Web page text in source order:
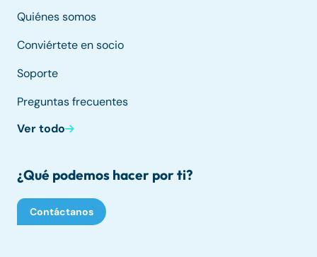
Quiénes somos
Conviértete en socio
Soporte
Preguntas frecuentes
Ver todo
¿Qué podemos hacer por ti?
Contáctanos